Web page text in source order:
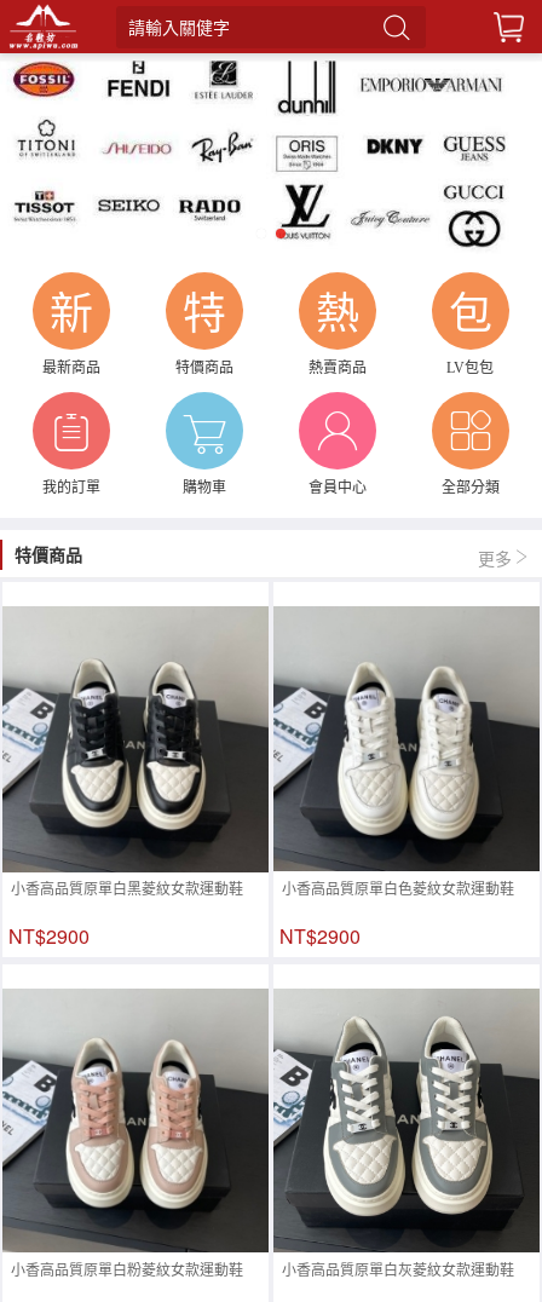
請輸入關健字
新
最新商品
特
特價商品
熱
熱賣商品
包
LV包包
我的訂單 購物車 會員中心 全部分類
特價商品 更多
小香高品質原單白黑菱紋女款運動鞋
NT$2900
小香高品質原單白色菱紋女款運動鞋
NT$2900
小香高品質原單白粉菱紋女款運動鞋 小香高品質原單白灰菱紋女款運動鞋